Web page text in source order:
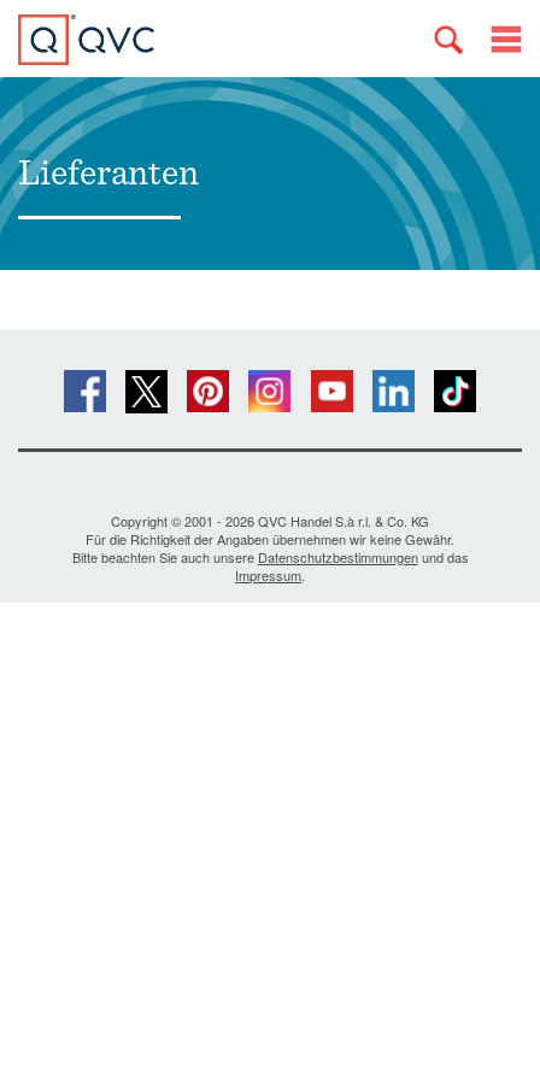
Lieferanten
Copyright © 2001 - 2026 QVC Handel S.à r.l. & Co. KG
Für die Richtigkeit der Angaben übernehmen wir keine Gewähr.
Bitte beachten Sie auch unsere Datenschutzbestimmungenund das
Impressum.